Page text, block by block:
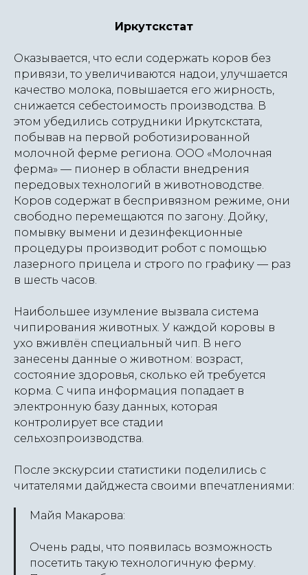
Иркутскстат
Оказывается, что если содержать коров без
привязи, то увеличиваются надои, улучшается
качество молока, повышается его жирность,
снижается себестоимость производства. В
этом убедились сотрудники Иркутскстата,
побывав на первой роботизированной
молочной ферме региона. ООО «Молочная
ферма» — пионер в области внедрения
передовых технологий в животноводстве.
Коров содержат в беспривязном режиме, они
свободно перемещаются по загону. Дойку,
помывку вымени и дезинфекционные
процедуры производит робот с помощью
лазерного прицела и строго по графику — раз
в шесть часов.
Наибольшее изумление вызвала система
чипирования животных. У каждой коровы в
ухо вживлён специальный чип. В него
занесены данные о животном: возраст,
состояние здоровья, сколько ей требуется
корма. С чипа информация попадает в
электронную базу данных, которая
контролирует все стадии
сельхозпроизводства.
После экскурсии статистики поделились с
читателями дайджеста своими впечатлениями:
Майя Макарова:
Очень рады, что появилась возможность
посетить такую технологичную ферму.